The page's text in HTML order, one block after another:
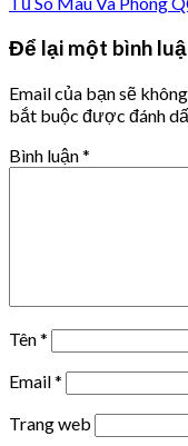
Để lại một bình
Email của bạn sẽ
bắt buộc được đánh
Bình luận*
Tên*
Email*
Trang web